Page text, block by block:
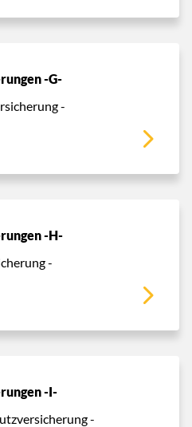
-G-
-
-H-
-
-I-
-